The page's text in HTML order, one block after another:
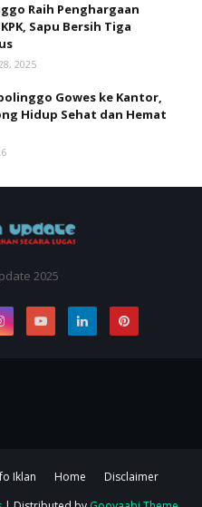
Raih Penghargaan
Sapu Bersih Tiga
2025
Gowes ke Kantor,
Hidup Sehat dan Hemat
2025
Iklan Home
Disclaimer